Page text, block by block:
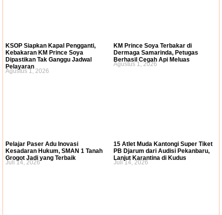
KSOP Siapkan Kapal Pengganti,
Kebakaran KM Prince Soya
Dipastikan Tak Ganggu Jadwal
Pelayaran
Agustus 1, 2026
KM Prince Soya Terbakar di
Dermaga Samarinda, Petugas
Berhasil Cegah Api Meluas
Agustus 1, 2026
Pelajar Paser Adu Inovasi
Kesadaran Hukum, SMAN 1 Tanah
Grogot Jadi yang Terbaik
Juli 14, 2026
15 Atlet Muda Kantongi Super Tiket
PB Djarum dari Audisi Pekanbaru,
Lanjut Karantina di Kudus
Juli 14, 2026